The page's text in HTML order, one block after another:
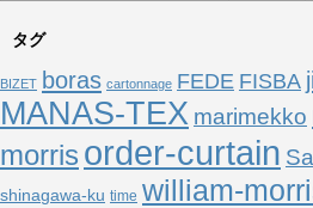
タグ
BIZET boras cartonnage FEDE FISBA
MANAS-TEX marimekko
morris order-curtain
shinagawa-ku time william-